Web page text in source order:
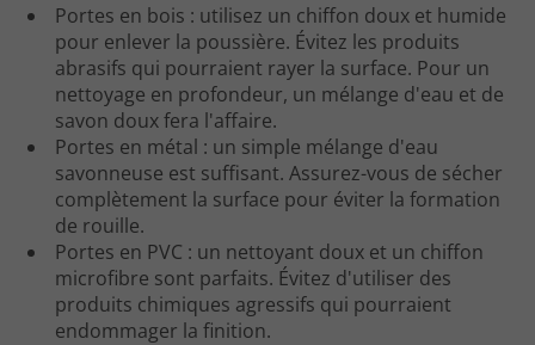
Portes en bois : utilisez un chiffon doux et humide
pour enlever la poussière. Évitez les produits
abrasifs qui pourraient rayer la surface. Pour un
nettoyage en profondeur, un mélange d'eau et de
savon doux fera l'affaire.
Portes en métal : un simple mélange d'eau
savonneuse est suffisant. Assurez-vous de sécher
complètement la surface pour éviter la formation
de rouille.
Portes en PVC : un nettoyant doux et un chiffon
microfibre sont parfaits. Évitez d'utiliser des
produits chimiques agressifs qui pourraient
endommager la finition.